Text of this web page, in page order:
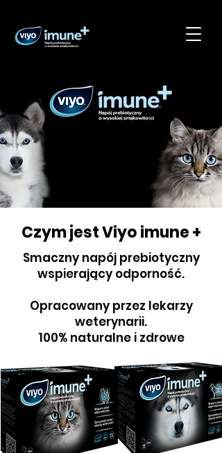
Czym jest Viyo imune +
Smaczny napój prebiotyczny
wspierający odporność.
Opracowany przez lekarzy
weterynarii.
100% naturalne i zdrowe